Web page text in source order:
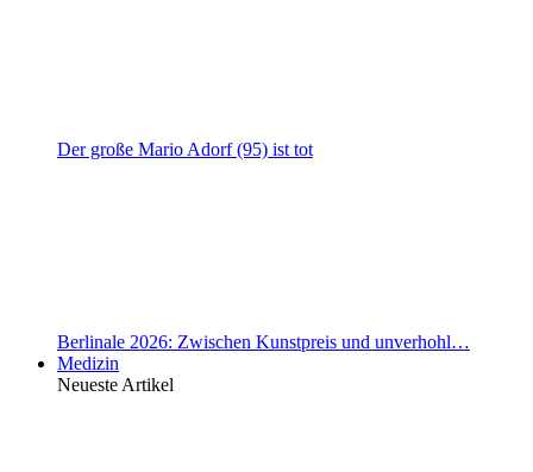
Der große Mario Adorf (95) ist tot
Berlinale 2026: Zwischen Kunstpreis und unverhohl…
Medizin
Neueste Artikel